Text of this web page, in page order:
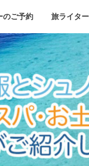
のご予約 旅ライタ